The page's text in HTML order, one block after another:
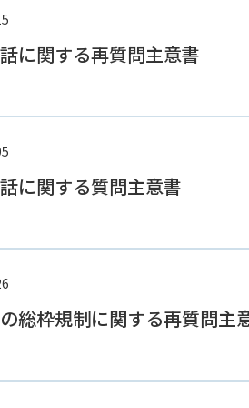
に関する再質問主意書
に関する質問主意書
総枠規制に関する再質問主